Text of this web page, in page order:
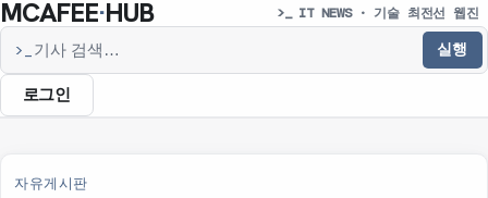
MCAFEE·HUB >_ IT NEWS · 기술 최전선 웹진
>_
기사 검색
실행
로그인
자유게시판